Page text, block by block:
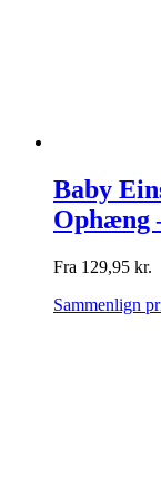
Baby
Ophæng
Fra 129,95 kr.
Sammenlign